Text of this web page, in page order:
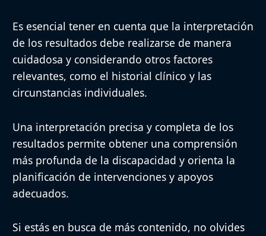
Es esencial tener en cuenta que la interpretación
de los resultados debe realizarse de manera
cuidadosa y considerando otros factores
relevantes, como el historial clínico y las
circunstancias individuales.
Una interpretación precisa y completa de los
resultados permite obtener una comprensión
más profunda de la discapacidad y orienta la
planificación de intervenciones y apoyos
adecuados.
Si estás en busca de más contenido, no olvides